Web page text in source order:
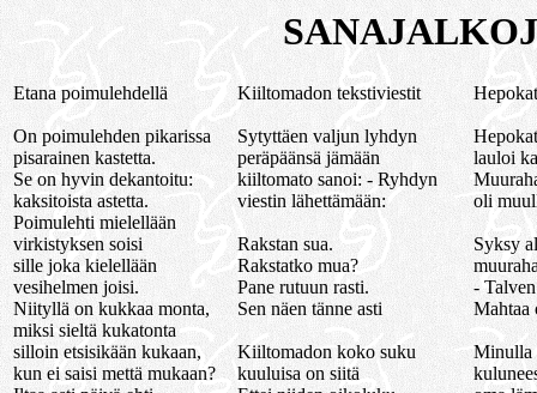
Etana poimulehdellä
On poimulehden pikarissa
pisarainen kastetta.
Se on hyvin dekantoitu:
kaksitoista astetta.
Poimulehti mielellään
virkistyksen soisi
sille joka kielellään
vesihelmen joisi.
Niityllä on kukkaa monta,
miksi sieltä kukatonta
silloin etsisikään kukaan,
kun ei saisi mettä mukaan?
Kiiltomadon tekstiviestit
Sytyttäen valjun lyhdyn
peräpäänsä jämään
kiiltomato sanoi: - Ryhdyn
viestin lähettämään:
Rakstan sua.
Rakstatko mua?
Pane rutuun rasti.
Sen näen tänne asti
Kiiltomadon koko suku
kuuluisa on siitä
lauloi
oli
Syksy
-
Mahtaa
Minulla